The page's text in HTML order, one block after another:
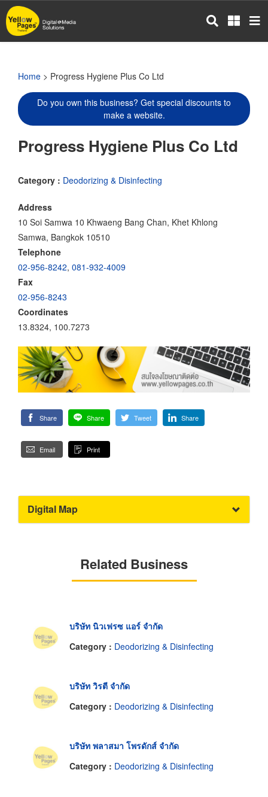
Skip
to
main
Home > Progress Hygiene Plus Co Ltd
Do you own this business? Get special discounts to
make a website.
Progress Hygiene Plus Co Ltd
Category : Deodorizing & Disinfecting
Address
10 Soi Samwa 10 Khwaeng Bang Chan, Khet Khlong
Samwa, Bangkok 10510
Telephone
02-956-8242, 081-932-4009
Fax
02-956-8243
Coordinates
13.8324, 100.7273
Share Share Tweet Share
Email Print
Digital Map
Related Business
บริษัท นิวเฟรซ แอร์ จำกัด
Category : Deodorizing & Disinfecting
บริษัท วิรตี จำกัด
Category : Deodorizing & Disinfecting
บริษัท พลาสมา โพรดักส์ จำกัด
Category : Deodorizing & Disinfecting